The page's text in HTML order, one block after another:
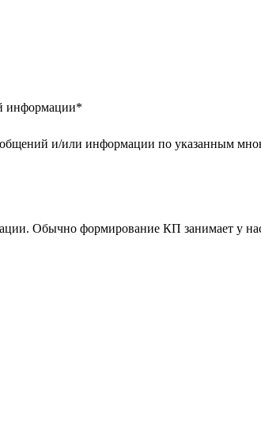
информации*
и/или информации по указанным
Обычно формирование КП занимает у